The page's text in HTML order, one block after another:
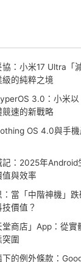
：小米17 Ultra「
的純粹之境
3.0：小米以
速的新戰略
OS 4.0與手機
記：2025年Android
與效率
當「中階神機」
價值？
商店」App：從實
圍
的例外條款：